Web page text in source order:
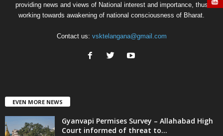
providing news and views of National interest and importance, thus
working towards awakening of national consciousness of Bharat.
Contact us: vsktelangana@gmail.com
EVEN MORE NEWS
Gyanvapi Permises Survey – Allahabad High
Court informed of threat to...